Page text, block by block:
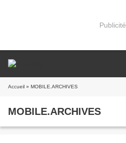
Publicité
Accueil » MOBILE.ARCHIVES
MOBILE.ARCHIVES